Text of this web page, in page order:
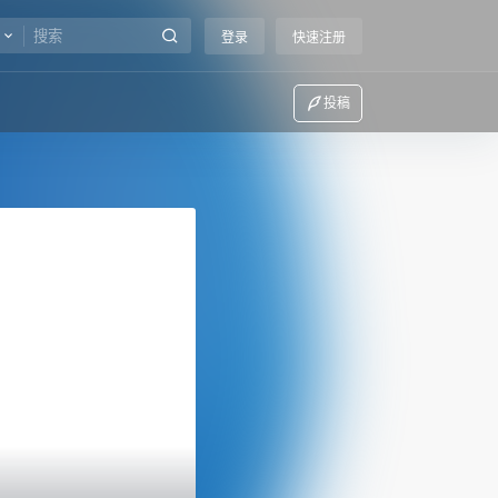
登录 快速注册
投稿